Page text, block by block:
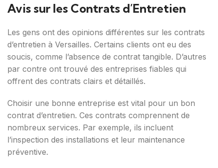
Avis sur les Contrats d’Entretien
Les gens ont des opinions différentes sur les contrats
d’entretien à Versailles. Certains clients ont eu des
soucis, comme l’absence de contrat tangible. D’autres
par contre ont trouvé des entreprises fiables qui
offrent des contrats clairs et détaillés.
Choisir une bonne entreprise est vital pour un bon
contrat d’entretien. Ces contrats comprennent de
nombreux services. Par exemple, ils incluent
l’inspection des installations et leur maintenance
préventive.